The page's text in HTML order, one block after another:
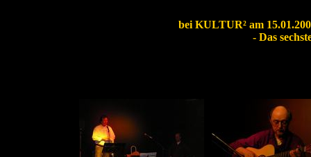
bei KULTUR² am
- Das